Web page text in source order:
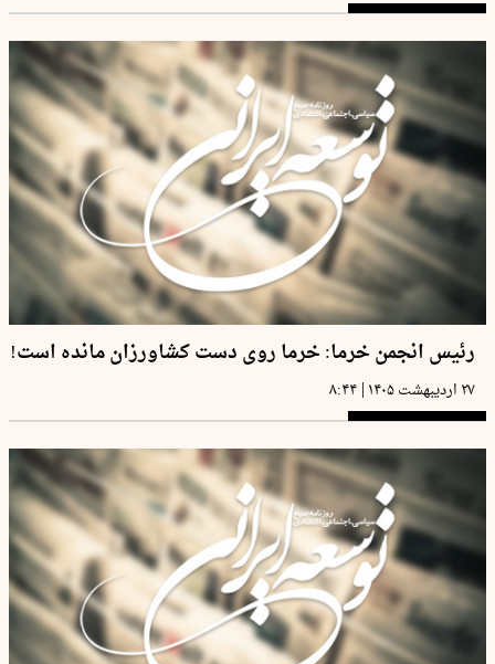
رئیس انجمن خرما: خرما روی دست کشاورزان مانده است!
۲۷ اردیبهشت ۱۴۰۵ | ۸:۴۴